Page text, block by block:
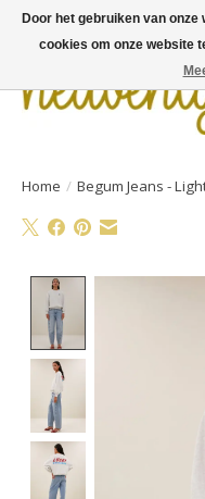
Home / Begum Jeans -
Door het gebruiken van
cookies om onze website